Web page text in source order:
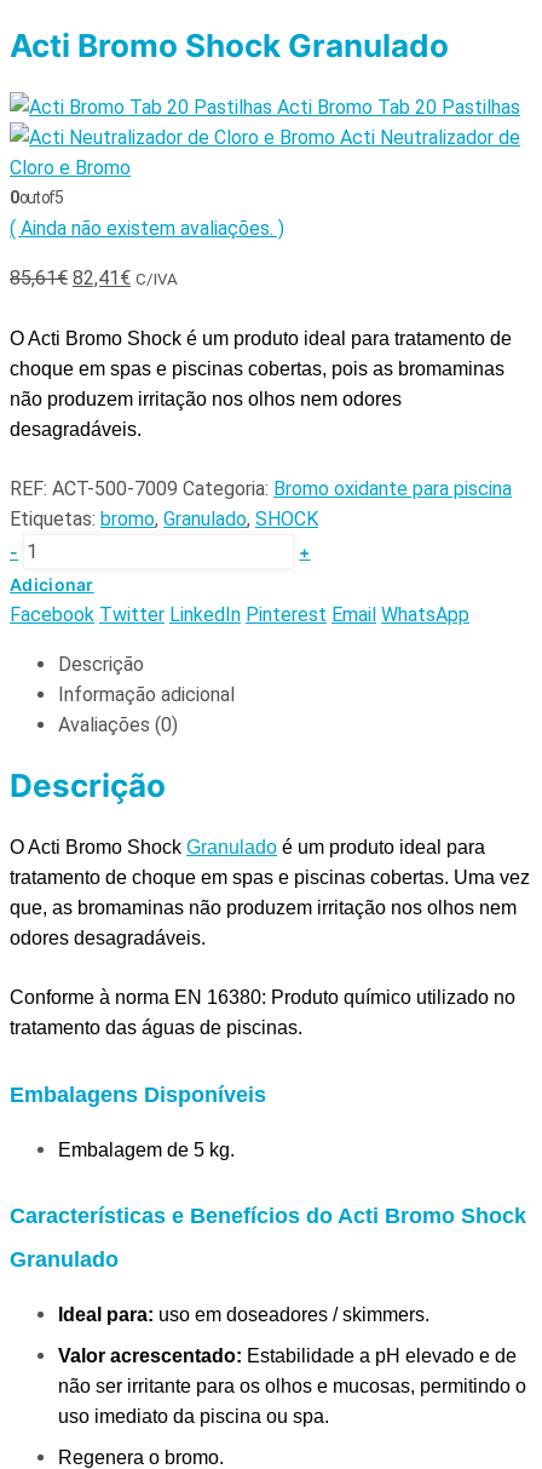
Acti Bromo Shock Granulado
Acti Bromo Tab 20 Pastilhas
Acti Neutralizador de
Cloro e Bromo
0out of 5
( Ainda não existem avaliações. )
85,61€ 82,41€ C/IVA
O Acti Bromo Shock é um produto ideal para tratamento de
choque em spas e piscinas cobertas, pois as bromaminas
não produzem irritação nos olhos nem odores
desagradáveis.
REF: ACT-500-7009 Categoria: Bromo oxidante para piscina
Etiquetas: bromo, Granulado, SHOCK
-
+
Adicionar
Facebook Twitter LinkedIn Pinterest Email WhatsApp
Descrição
Informação adicional
Avaliações (0)
Descrição
O Acti Bromo Shock Granulado é um produto ideal para
tratamento de choque em spas e piscinas cobertas. Uma vez
que, as bromaminas não produzem irritação nos olhos nem
odores desagradáveis.
Conforme à norma EN 16380: Produto químico utilizado no
tratamento das águas de piscinas.
Embalagens Disponíveis
Embalagem de 5 kg.
Características e Benefícios do Acti Bromo Shock
Granulado
Ideal para: uso em doseadores / skimmers.
Valor acrescentado: Estabilidade a pH elevado e de
não ser irritante para os olhos e mucosas, permitindo o
uso imediato da piscina ou spa.
Regenera o bromo.